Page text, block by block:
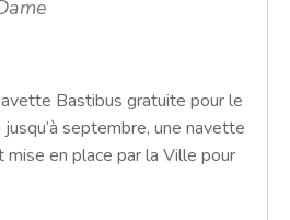
Bastibus gratuite pour le
septembre, une navette
en place par la Ville pour